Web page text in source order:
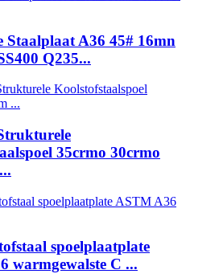
Staalplaat A36 45# 16mn
Q235...
35crmo 30crmo
spoelplaatplate
warmgewalste C ...